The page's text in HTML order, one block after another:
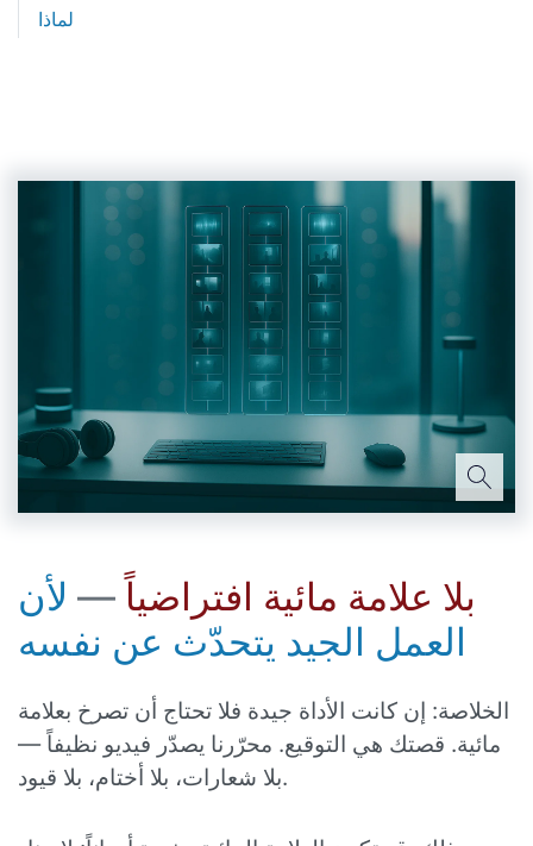
لماذا
بلا علامة مائية افتراضياً — لأن
العمل الجيد يتحدّث عن نفسه
الخلاصة: إن كانت الأداة جيدة فلا تحتاج أن تصرخ بعلامة
مائية. قصتك هي التوقيع. محرّرنا يصدّر فيديو نظيفاً —
بلا شعارات، بلا أختام، بلا قيود.